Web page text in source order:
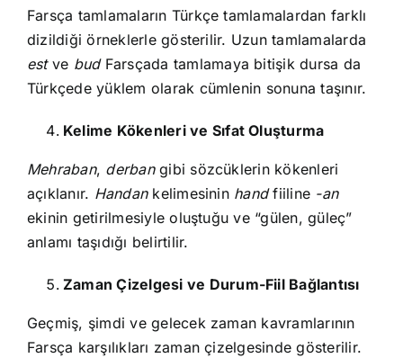
Farsça tamlamaların Türkçe tamlamalardan farklı
dizildiği örneklerle gösterilir. Uzun tamlamalarda
estve budFarsçada tamlamaya bitişik dursa da
Türkçede yüklem olarak cümlenin sonuna taşınır.
Kelime Kökenleri ve Sıfat Oluşturma
Mehraban, derbangibi sözcüklerin kökenleri
açıklanır. Handankelimesinin handfiiline -an
ekinin getirilmesiyle oluştuğu ve “gülen, güleç”
anlamı taşıdığı belirtilir.
Zaman Çizelgesi ve Durum-Fiil Bağlantısı
Geçmiş, şimdi ve gelecek zaman kavramlarının
Farsça karşılıkları zaman çizelgesinde gösterilir.